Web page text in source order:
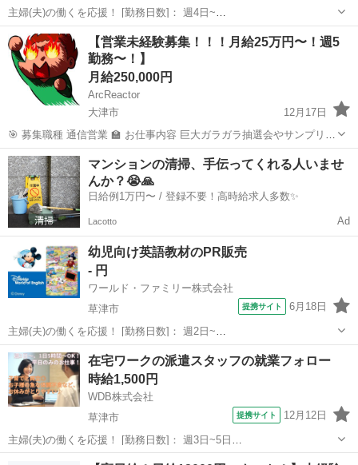
主婦(夫)の働くを応援！ [勤務日数]： 週4日~
10:00~17:00/10:00~16:00/10:00~15:00/09:30~14:00 [勤務地・最寄
駅]： 滋賀県湖南市 ※勤務エリア選択可 ワールド・ファ...
滋賀 湖南市 営業
【営業未経験募集！！！月給25万円〜！週5
勤務〜！】
月給250,000円
ArcReactor
大津市
12月17日
🎯 募集職種 通信営業 🏫 お仕事内容 巨大ガラガラ抽選会やサンプリン
グなどのイベントを実施し、お客様へ元気な声掛けでイベントブース
へ誘導します。 販売推進: イベントブース内にて、スマートフォン、
携帯電話の...
滋賀 大津市 時給
マンションの清掃、手伝ってくれる人いませ
んか？😭🙏
日給例1万円〜 / 登録不要！高時給求人多数✨
Lacotto Ad
幼児向け英語教材のPR販売
- 円
ワールド・ファミリー株式会社
草津市
提携サイト 6月18日
主婦(夫)の働くを応援！ [勤務日数]： 週2日~
09:30~17:30/09:00~18:00/09:00~17:30/09:30~18:00 [勤務地・最寄
駅]： 滋賀県草津市 ※勤務エリア選択可 ワールド・ファ...
滋賀 草津市 営業
在宅ワークの派遣スタッフの就業フォロー
時給1,500円
WDB株式会社
草津市
提携サイト 12月12日
主婦(夫)の働くを応援！ [勤務日数]： 週3日~5日
10:00~15:00/10:00~16:00/09:00~14:00/09:00~15:00 月/火/水/木/金 な
営業